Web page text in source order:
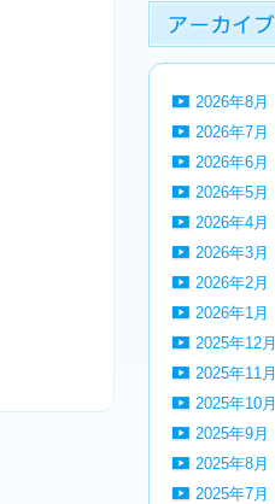
2026年8月
2026年7月
2026年6月
2026年5月
2026年4月
2026年3月
2026年2月
2026年1月
2025年12月
2025年11月
2025年10月
2025年9月
2025年8月
2025年7月